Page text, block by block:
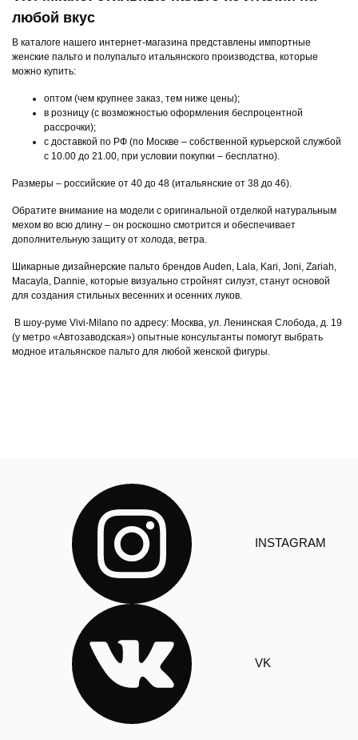
любой вкус
В каталоге нашего интернет-магазина представлены импортные
женские пальто и полупальто итальянского производства, которые
можно купить:
оптом (чем крупнее заказ, тем ниже цены);
в розницу (с возможностью оформления беспроцентной
рассрочки);
с доставкой по РФ (по Москве – собственной курьерской службой
с 10.00 до 21.00, при условии покупки – бесплатно).
Размеры – российские от 40 до 48 (итальянские от 38 до 46).
Обратите внимание на модели с оригинальной отделкой натуральным
мехом во всю длину – он роскошно смотрится и обеспечивает
дополнительную защиту от холода, ветра.
Шикарные дизайнерские пальто брендов Auden, Lala, Kari, Joni, Zariah,
Macayla, Dannie, которые визуально стройнят силуэт, станут основой
для создания стильных весенних и осенних луков.
В шоу-руме Vivi-Milano по адресу: Москва, ул. Ленинская Слобода, д. 19
(у метро «Автозаводская») опытные консультанты помогут выбрать
модное итальянское пальто для любой женской фигуры.
INSTAGRAM
VK